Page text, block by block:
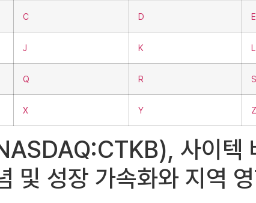
C D E
J K L
Q R S
X Y Z
사이텍
및 성장 가속화와 지역